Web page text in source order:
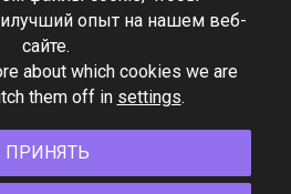
опыт на нашем веб-
сайте.
about which cookies we are
them off in settings.
ПРИНЯТЬ